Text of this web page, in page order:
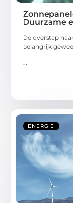
Duurzame
De overstap
belangrijk
...
ENERGIE